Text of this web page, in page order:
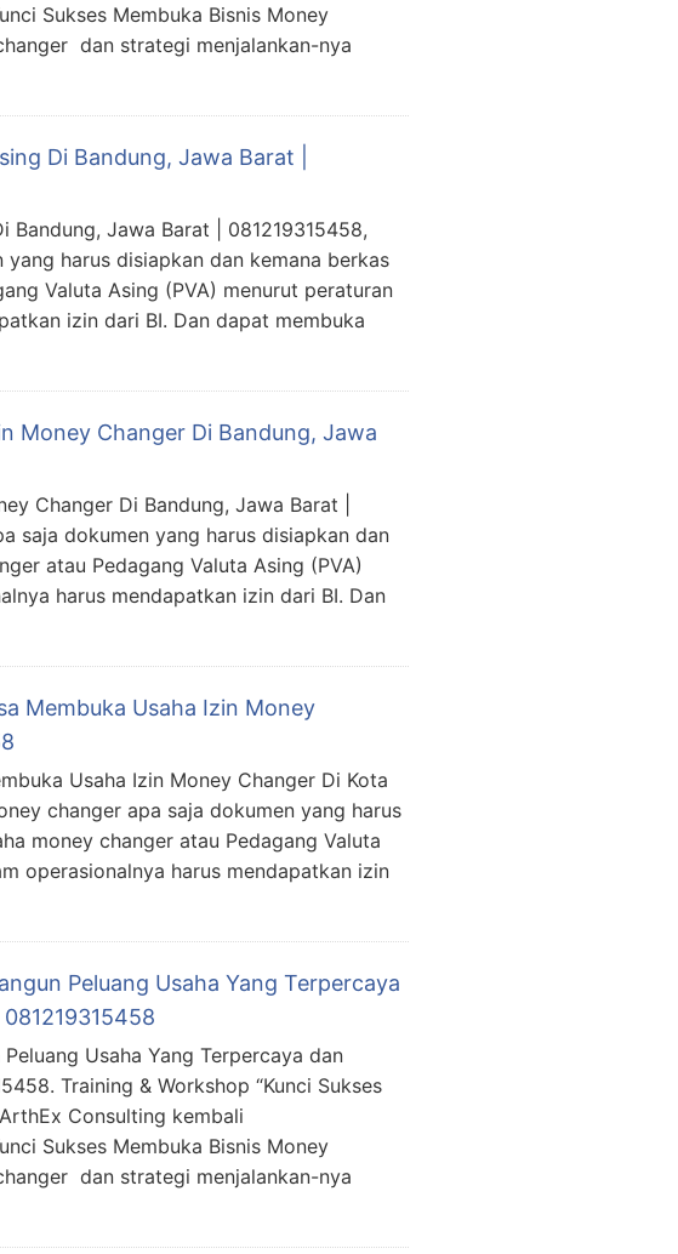
Sukses Membuka Bisnis Money
dan strategi menjalankan-nya
Di Bandung, Jawa Barat |
Bandung, Jawa Barat | 081219315458,
harus disiapkan dan kemana berkas
Valuta Asing (PVA) menurut peraturan
izin dari BI. Dan dapat membuka
Money Changer Di Bandung, Jawa
Changer Di Bandung, Jawa Barat |
saja dokumen yang harus disiapkan dan
atau Pedagang Valuta Asing (PVA)
harus mendapatkan izin dari BI. Dan
Membuka Usaha Izin Money
Usaha Izin Money Changer Di Kota
changer apa saja dokumen yang harus
money changer atau Pedagang Valuta
operasionalnya harus mendapatkan izin
Peluang Usaha Yang Terpercaya
Usaha Yang Terpercaya dan
Training & Workshop “Kunci Sukses
Consulting kembali
Sukses Membuka Bisnis Money
dan strategi menjalankan-nya